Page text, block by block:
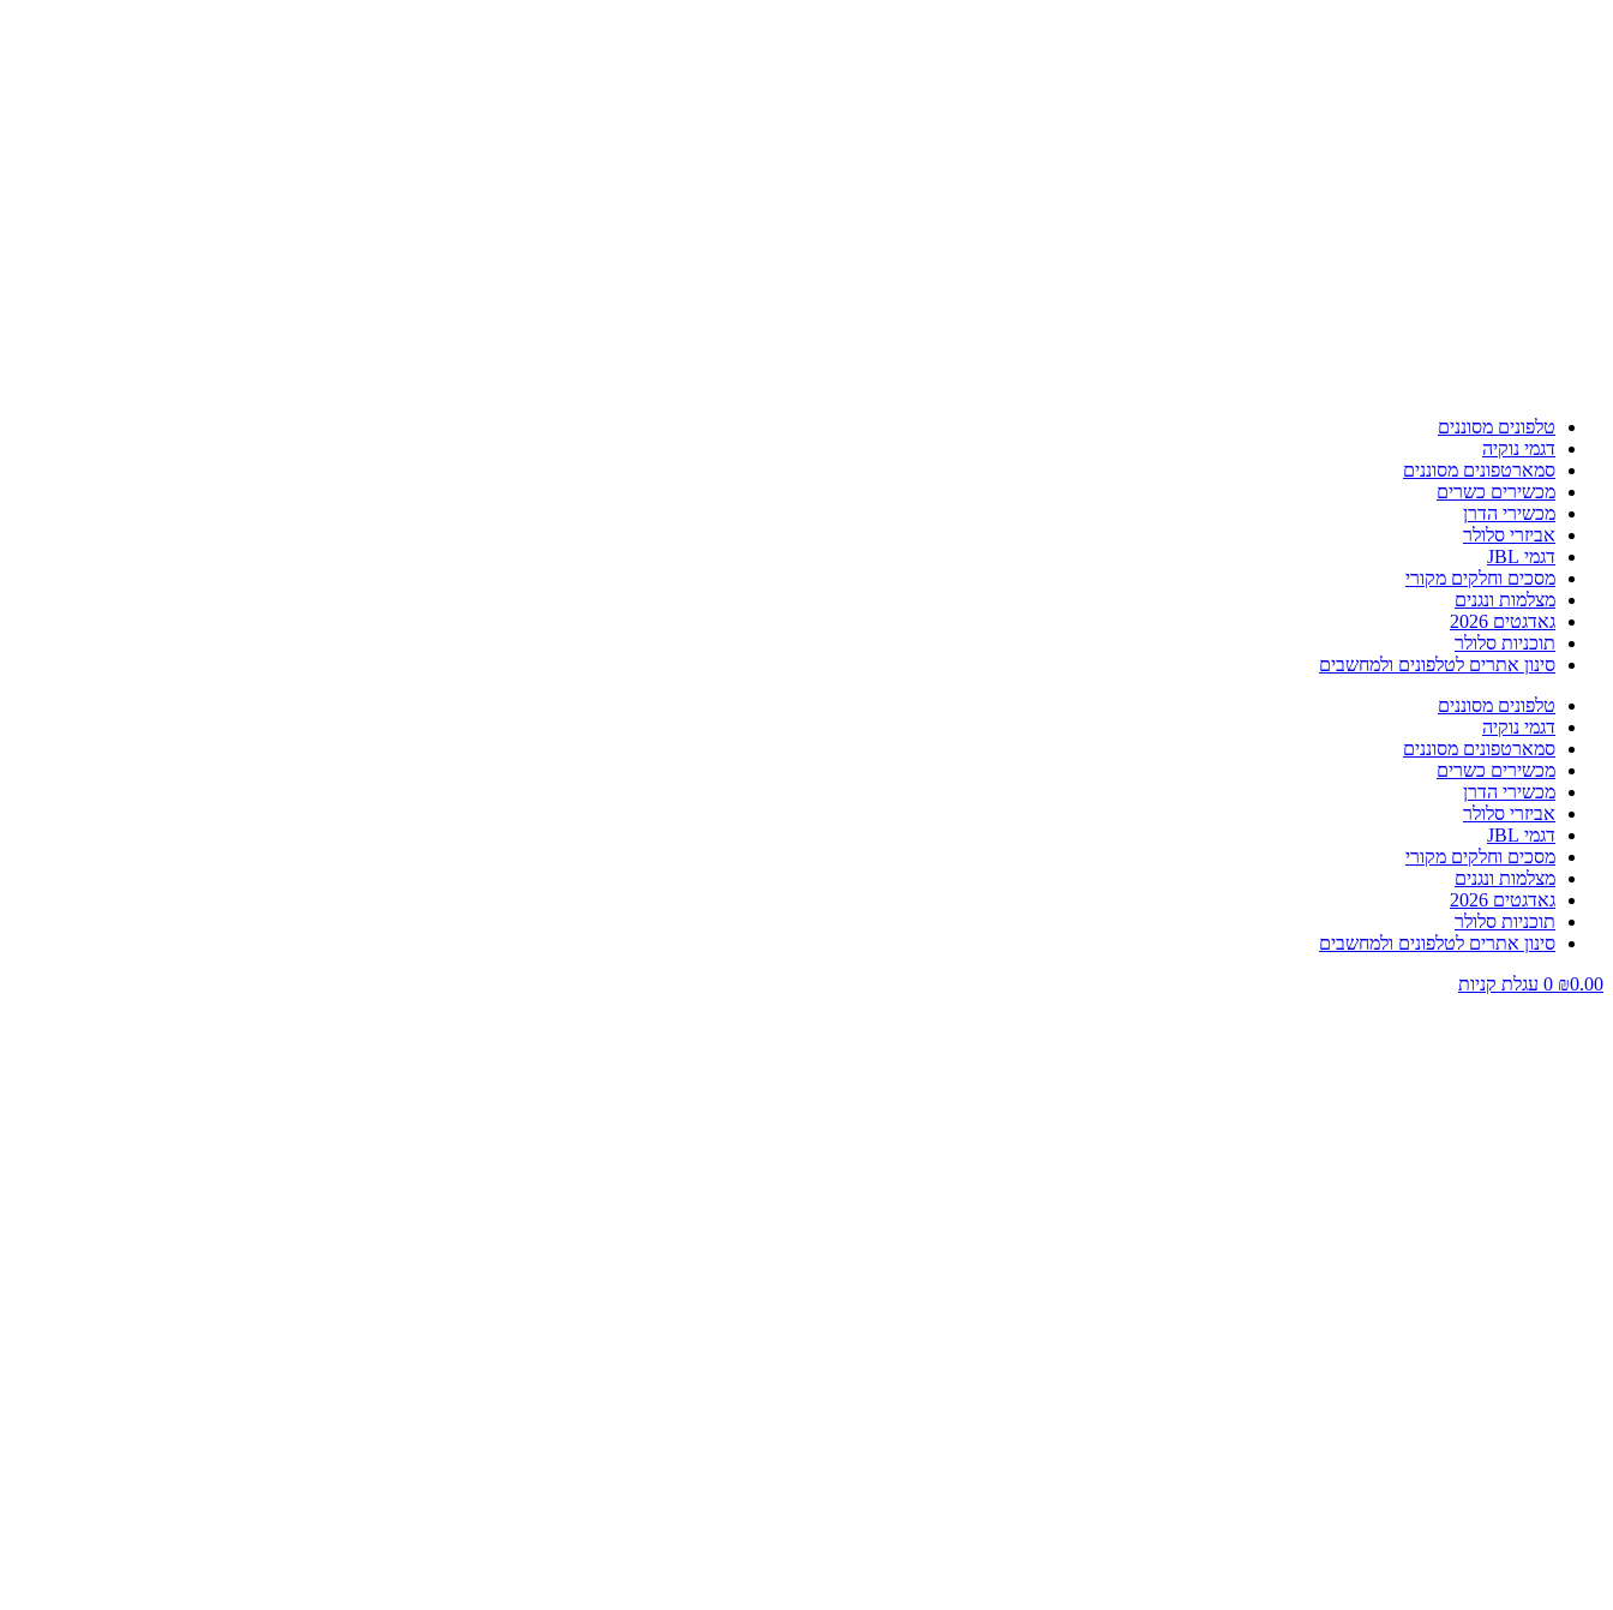
טלפונים מסוננים
דגמי נוקיה
סמארטפונים מסוננים
מכשירים כשרים
מכשירי הדרן
אביזרי סלולר
דגמי JBL
מסכים וחלקים מקורי
מצלמות ונגנים
גאדגטים 2026
תוכניות סלולר
סינון אתרים לטלפונים ולמחשבים
טלפונים מסוננים
דגמי נוקיה
סמארטפונים מסוננים
מכשירים כשרים
מכשירי הדרן
אביזרי סלולר
דגמי JBL
מסכים וחלקים מקורי
מצלמות ונגנים
גאדגטים 2026
תוכניות סלולר
סינון אתרים לטלפונים ולמחשבים
₪0.00
0 עגלת קניות